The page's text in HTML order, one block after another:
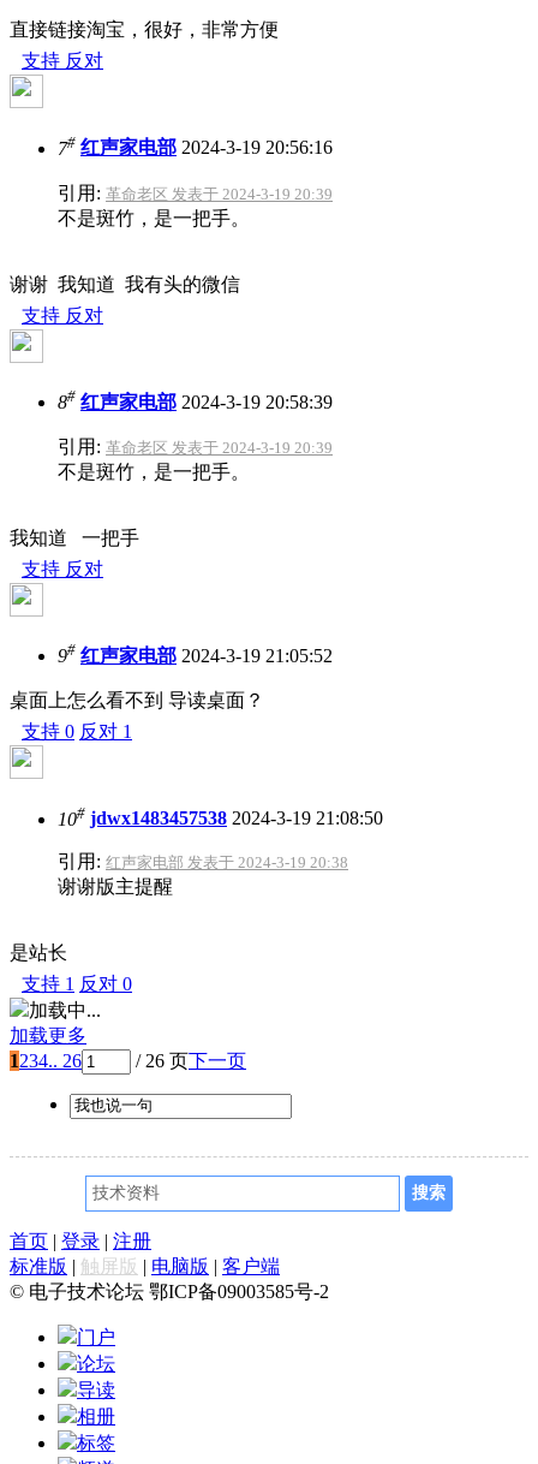
直接链接淘宝，很好，非常方便
支持 反对
7# 红声家电部 2024-3-19 20:56:16
引用: 革命老区 发表于 2024-3-19 20:39
不是斑竹，是一把手。
谢谢 我知道 我有头的微信
支持 反对
8# 红声家电部 2024-3-19 20:58:39
引用: 革命老区 发表于 2024-3-19 20:39
不是斑竹，是一把手。
我知道 一把手
支持 反对
9# 红声家电部 2024-3-19 21:05:52
桌面上怎么看不到 导读桌面？
支持 0 反对 1
10# jdwx1483457538 2024-3-19 21:08:50
引用: 红声家电部 发表于 2024-3-19 20:38
谢谢版主提醒
是站长
支持 1 反对 0
加载中...
加载更多
1234.. 26 / 26 页下一页
首页 | 登录 | 注册
标准版 | 触屏版 | 电脑版 | 客户端
© 电子技术论坛 鄂ICP备09003585号-2
门户
论坛
导读
相册
标签